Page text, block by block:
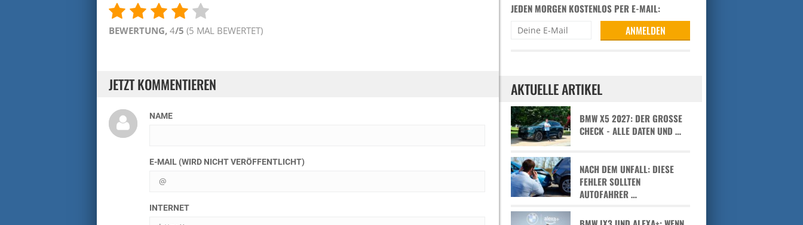
BEWERTUNG, 4/5 (5 MAL BEWERTET)
JETZT KOMMENTIEREN
NAME
E-MAIL (WIRD NICHT VERÖFFENTLICHT)
INTERNET
JEDEN MORGEN KOSTENLOS PER E-MAIL:
AKTUELLE ARTIKEL
BMW X5 2027: DER GROSSE C
HECK - ALLE DATEN UND …
NACH DEM UNFALL: DIESE
FEHLER SOLLTEN
AUTOFAHRER …